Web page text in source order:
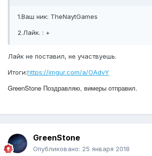
1.Ваш ник: TheNaytGames
2.Лайк. : +
Лайк не поставил, не участвуешь.
Итоги:https://imgur.com/a/OAdvY
GreenStone Поздравляю, вимеры отправил.
GreenStone
Опубликовано: 25 января 2018